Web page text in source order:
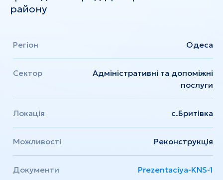
району
Регіон Одеса
Сектор
Адміністративні та допоміжні
послуги
Локація с.Бритівка
Можливості Реконструкція
Документи Prezentaciya-KNS-1